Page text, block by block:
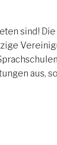
sind!
aus,